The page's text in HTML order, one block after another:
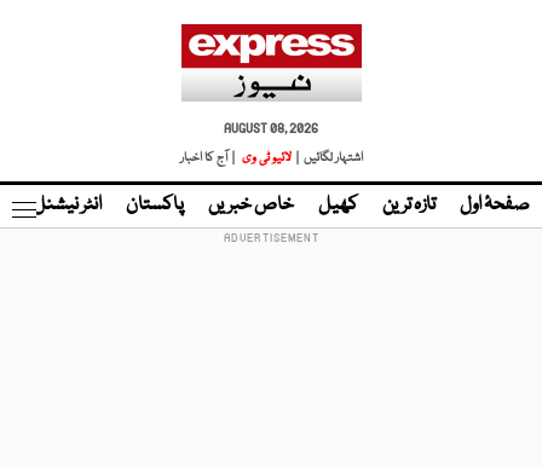
AUGUST 08, 2026
اشتہار لگائیں |
لائیو ٹی وی | آج کا اخبار
صفحۂ اول تازہ ترین کھیل خاص خبریں پاکستان انٹر نیشنل